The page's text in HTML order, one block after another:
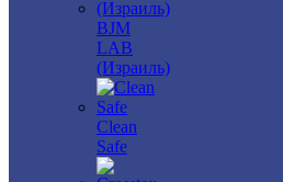
BJM
LAB
(Израиль)
Clean
Safe